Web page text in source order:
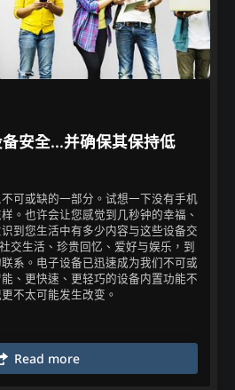
安全...并确保其保持低
可或缺的一部分。试想一下没有手机
。也许会让您感觉到几秒钟的幸福、
到您生活中有多少内容与这些设备交
交生活、珍贵回忆、爱好与娱乐，到
系。电子设备已迅速成为我们不可或
、更快速、更轻巧的设备内置功能不
不太可能发生改变。​
Read more